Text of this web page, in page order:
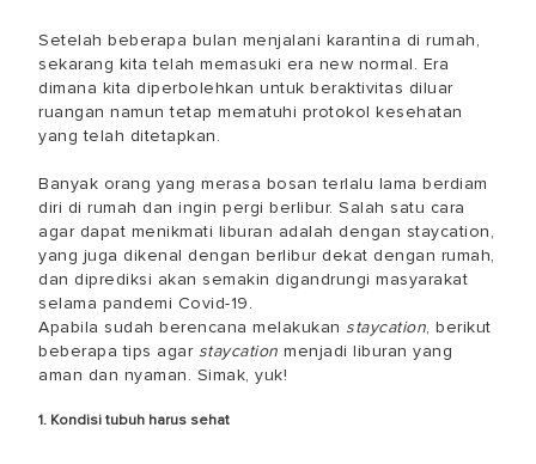
Setelah beberapa bulan menjalani karantina di rumah,
sekarang kita telah memasuki era new normal. Era
dimana kita diperbolehkan untuk beraktivitas diluar
ruangan namun tetap mematuhi protokol kesehatan
yang telah ditetapkan.
Banyak orang yang merasa bosan terlalu lama berdiam
diri di rumah dan ingin pergi berlibur. Salah satu cara
agar dapat menikmati liburan adalah dengan staycation,
yang juga dikenal dengan berlibur dekat dengan rumah,
dan diprediksi akan semakin digandrungi masyarakat
selama pandemi Covid-19.
Apabila sudah berencana melakukan staycation, berikut
beberapa tips agar staycation menjadi liburan yang
aman dan nyaman. Simak, yuk!
1. Kondisi tubuh harus sehat